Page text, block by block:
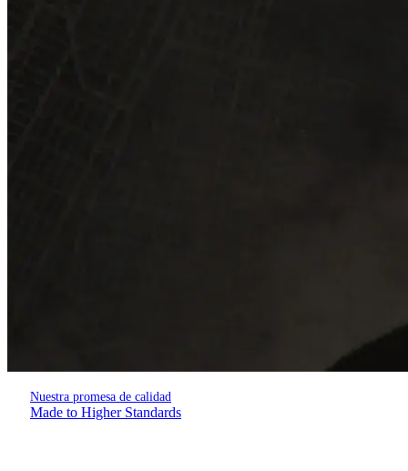
Nuestra promesa de calidad
Made to Higher Standards